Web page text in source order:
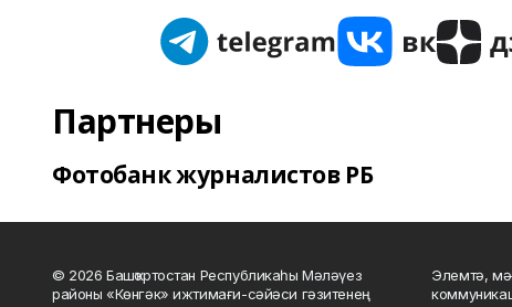
Партнеры
Фотобанк журналистов РБ
© 2026 Башҡортостан Республикаһы Мәләүез
районы «Көнгәк» ижтимағи-сәйәси гәзитенең
Элемтә,